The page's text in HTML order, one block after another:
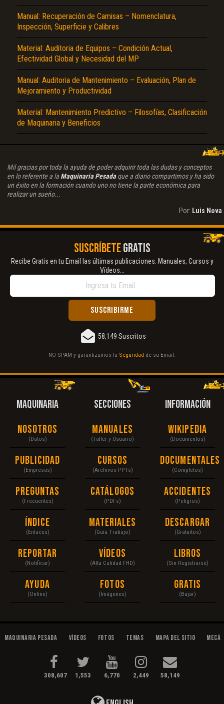
Manual: Recuperación de Camisas – Nomenclatura,
Inspección, Superficie y Calibres
Material: Auditoria de Equipos – Condición Actual,
Efectividad Global y Necesidad del MP
Manual: Auditoria de Mantenimiento – Evaluación, Plan de
Mejoramiento y Productividad
Material: Mantenimiento Predictivo – Filosofías, Clasificación
de Maquinaria y Beneficios
Mil gracias por toda la ayuda de poder adquirir toda las dudas y conceptos
en lo referente a la Maquinaria Pesadaque a diario compartimos y ha sido
un éxito en la formación cuando uno no tiene la parte económica para
realizar un sueño...
Por: Luis Nova
SUSCRÍBETEGRATIS
Recibe Gratis en tu Email las últimas publicaciones. Manuales, Cursos y
Vídeos...
58,149 Suscritos
NO SPAM y garantizamos la Seguridad de su Email.
MAQUINARIA
Nosotros
(Datos)
Publicidad
(Empresas)
Preguntas
(Frecuentes)
Índice
(Enlaces)
Reportar
(Notificar)
Ayuda
(Online)
SECCIONES
Manuales
(Taller y Usuario)
Cursos
(Archivos PPTs)
Catálogos
(PDFs)
Materiales
(Guía Trabajo)
Vídeos
(Alta Calidad FHD)
Fotos
(Imágenes)
INFORMACIÓN
Wikipedia
(Documentos)
Documentales
(Completos)
Accidentes
(Peligros)
Descargar
(Gratuitos)
Libros
(Sin Registrarse)
Gratis
(Bajar)
Maquinaria Pesada Vídeos Fotos Temas Mapa del Sitio
308,607 1,553 6,770 2,449 58,149